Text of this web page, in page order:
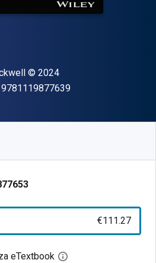
Copyright
© 2024
9781119877639"ISBN-13
€111.27
eTextbook Apri la finestra di